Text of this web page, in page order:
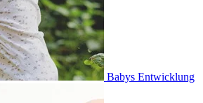
Babys Entwicklung